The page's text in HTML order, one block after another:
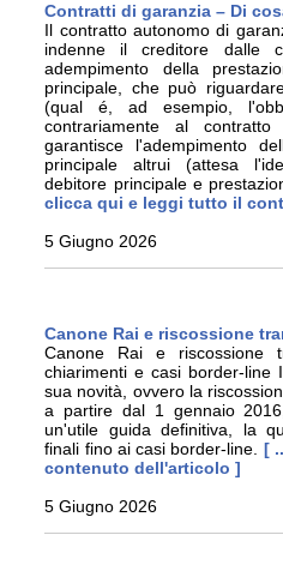
Contratti di garanzia – Di
Il contratto autonomo di
indenne il creditore dalle
adempimento della
principale, che può
(qual é, ad esempio,
contrariamente al
garantisce l'adempimento
principale altrui (attesa
debitore principale e
clicca qui e leggi tutto il
5 Giugno 2026
Canone Rai e riscossione
Canone Rai e riscossione
chiarimenti e casi border-
sua novità, ovvero la
a partire dal 1 gennaio
un'utile guida definitiva, la
finali fino ai casi border-line. [
contenuto dell'articolo ]
5 Giugno 2026